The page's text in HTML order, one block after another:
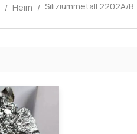
/ Heim / Siliziummetall 2202A/B